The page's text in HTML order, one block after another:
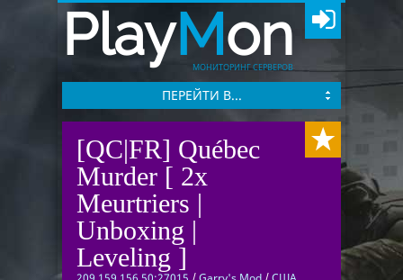
PlayMon
МОНИТОРИНГ СЕРВЕРОВ
ПЕРЕЙТИ В...
[QC|FR] Québec
Murder [ 2x
Meurtriers |
Unboxing |
Leveling ]